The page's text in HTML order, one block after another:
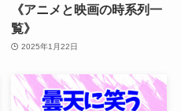
《アニメと映画の時系列一
覧》
2025年1月22日